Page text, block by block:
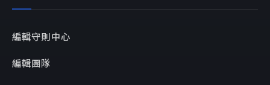
編輯守則中心
編輯團隊